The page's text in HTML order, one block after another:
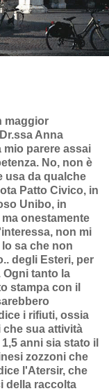
maggior
Anna
mio parere assai
No, non è
usa da qualche
Patto Civico, in
Unibo, in
onestamente
non mi
sa che non
degli Esteri, per
Ogni tanto la
stampa con il
i rifiuti, ossia
che sua attività
anni sia stato il
zozzoni che
l'Atersir, che
della raccolta